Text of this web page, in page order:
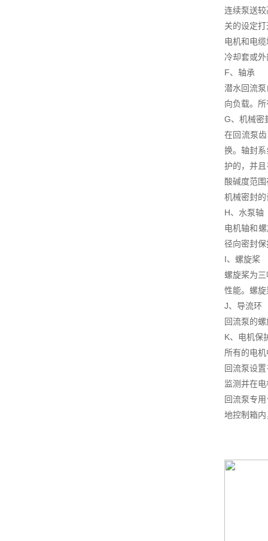
连续泵送
关的设定
电机和电
冷却套或
F、轴承
潜水回流
向负载。
G、机械密
在回流泵
换。轴封
护的，并
酸碱度范
机械密封
H、水泵轴
电机轴和
径向密封
I、螺旋桨
螺旋桨为
性能。螺
J、导流环
回流泵的
K、电机保
所有的电
回流泵设
监测并在
回流泵专
地控制箱